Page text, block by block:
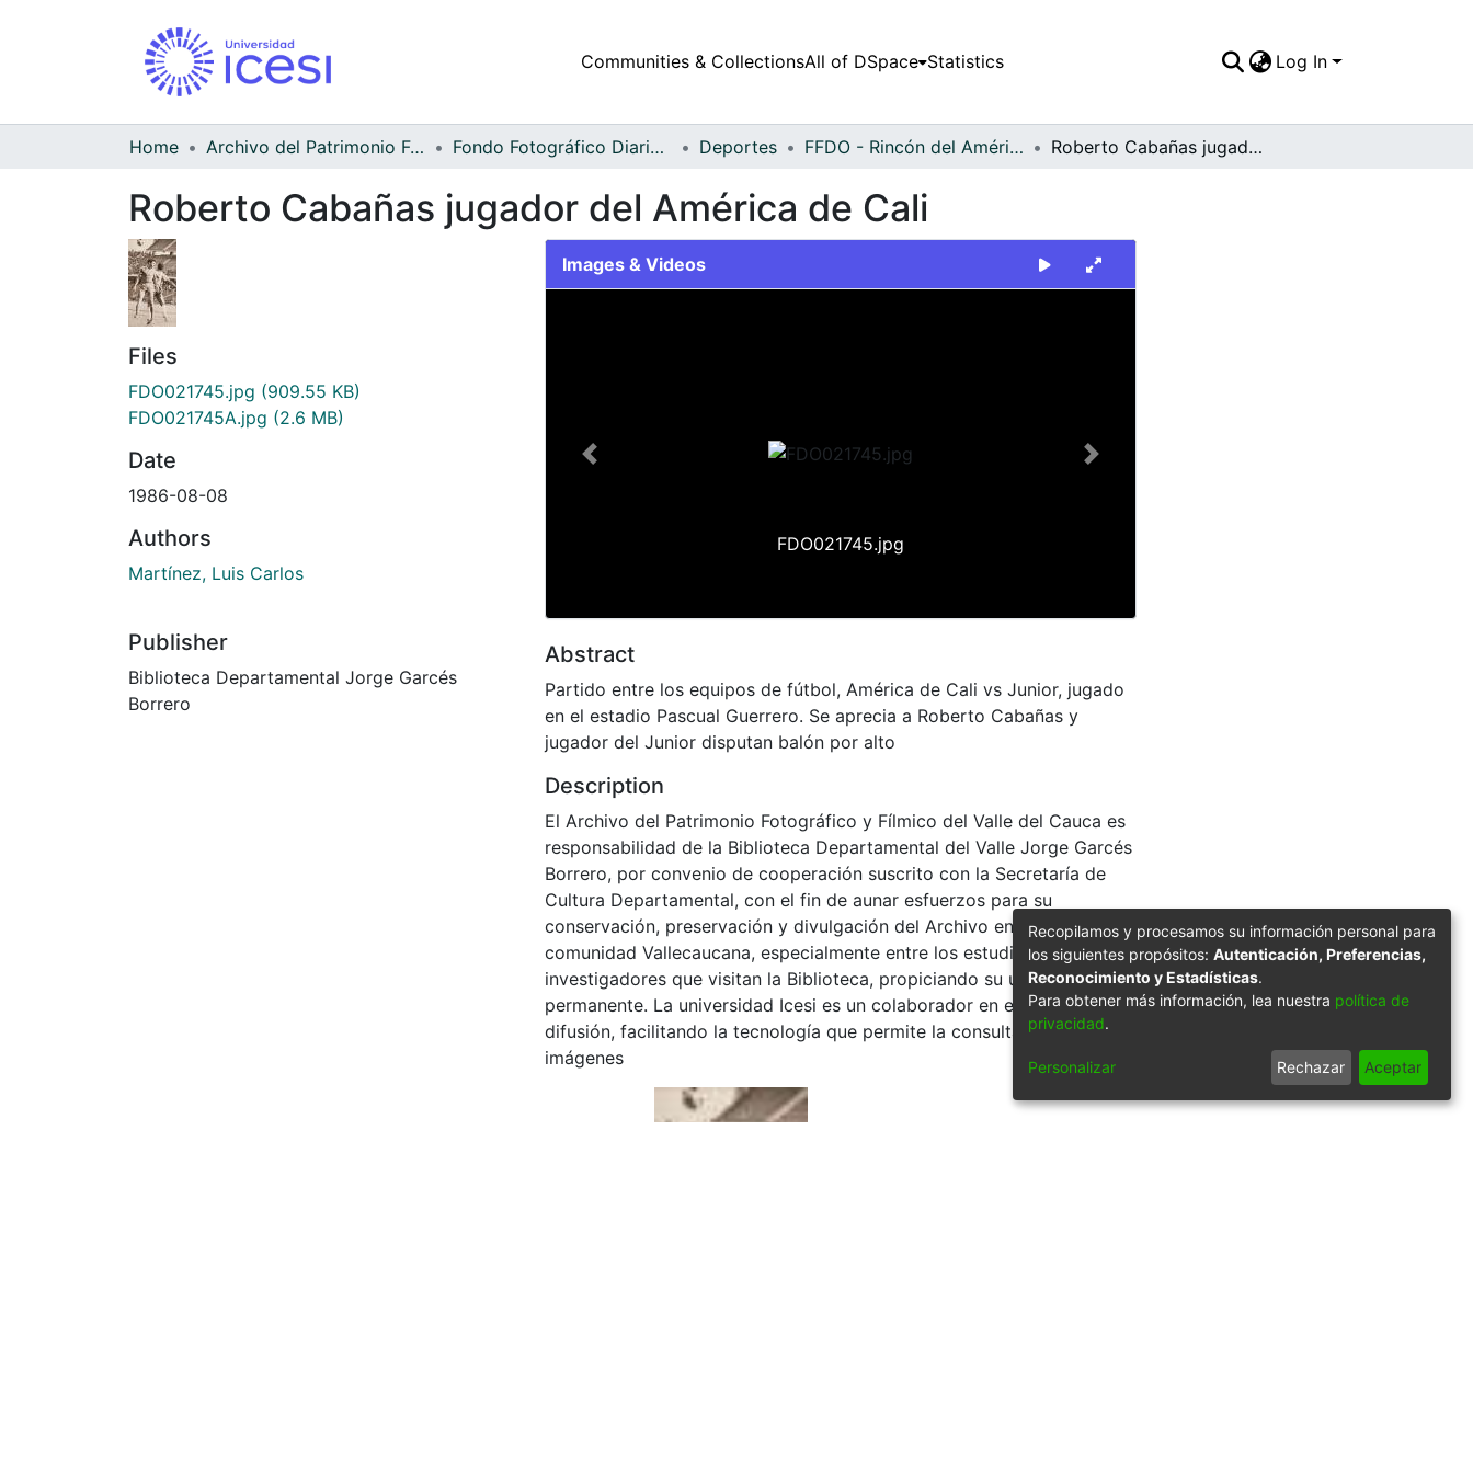
Communities & CollectionsAll of DSpace Statistics Log In
Home Archivo del Patrimonio Fotográfico y Fílmico del Valle del Cauca Fondo Fotográfico Diario Occidente Deportes FFDO - Rincón del América - Patrimonial Roberto Cabañas jugador del América de Cali
Roberto Cabañas jugador del América de Cali
Files
FDO021745.jpg (909.55 KB)
FDO021745A.jpg (2.6 MB)
Date
1986-08-08
Authors
Martínez, Luis Carlos
Publisher
Biblioteca Departamental Jorge Garcés
Borrero
Images & Videos
FDO021745.jpg
Previous Next
Abstract
Partido entre los equipos de fútbol, América de Cali vs Junior, jugado
en el estadio Pascual Guerrero. Se aprecia a Roberto Cabañas y
jugador del Junior disputan balón por alto
Description
El Archivo del Patrimonio Fotográfico y Fílmico del Valle del Cauca es
responsabilidad de la Biblioteca Departamental del Valle Jorge Garcés
Borrero, por convenio de cooperación suscrito con la Secretaría de
Cultura Departamental, con el fin de aunar esfuerzos para su
conservación, preservación y divulgación del Archivo entre la
comunidad Vallecaucana, especialmente entre los estudiantes e
investigadores que visitan la Biblioteca, propiciando su uso y consulta
permanente. La universidad Icesi es un colaborador en el proceso de
difusión, facilitando la tecnología que permite la consulta de las
imágenes
Recopilamos y procesamos su información personal para
los siguientes propósitos: Autenticación, Preferencias,
Reconocimiento y Estadísticas.
Para obtener más información, lea nuestra política de
privacidad.
Personalizar Rechazar Aceptar